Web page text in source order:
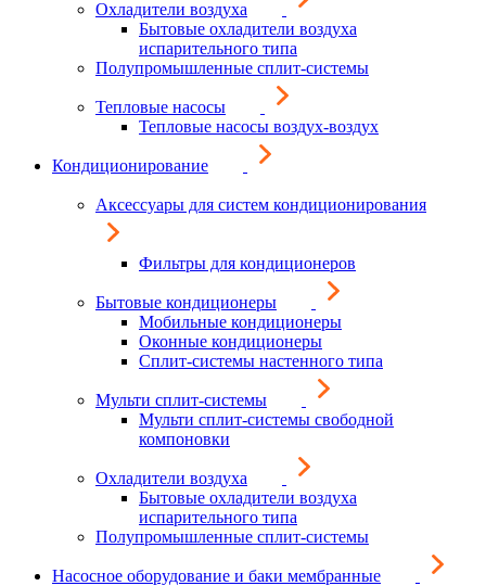
Охладители воздуха
Бытовые охладители воздуха
испарительного типа
Полупромышленные сплит-системы
Тепловые насосы
Тепловые насосы воздух-воздух
Кондиционирование
Аксессуары для систем кондиционирования
Фильтры для кондиционеров
Бытовые кондиционеры
Мобильные кондиционеры
Оконные кондиционеры
Сплит-системы настенного типа
Мульти сплит-системы
Мульти сплит-системы свободной
компоновки
Охладители воздуха
Бытовые охладители воздуха
испарительного типа
Полупромышленные сплит-системы
Насосное оборудование и баки мембранные